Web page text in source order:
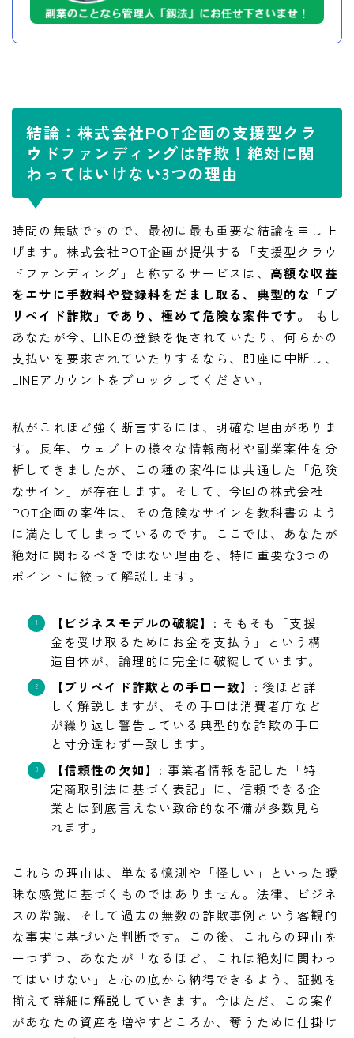
結論：株式会社POT企画の支援型クラ
ウドファンディングは詐欺！絶対に関
わってはいけない3つの理由
時間の無駄ですので、最初に最も重要な結論を申し上
げます。株式会社POT企画が提供する「支援型クラウ
ドファンディング」と称するサービスは、 高額な収益
をエサに手数料や登録料をだまし取る、典型的な「プ
リペイド詐欺」であり、極めて危険な案件です。
もし
あなたが今、LINEの登録を促されていたり、何らかの
支払いを要求されていたりするなら、即座に中断し、
LINEアカウントをブロックしてください。
私がこれほど強く断言するには、明確な理由がありま
す。長年、ウェブ上の様々な情報商材や副業案件を分
析してきましたが、この種の案件には共通した「危険
なサイン」が存在します。そして、今回の株式会社
POT企画の案件は、その危険なサインを教科書のよう
に満たしてしまっているのです。ここでは、あなたが
絶対に関わるべきではない理由を、特に重要な3つの
ポイントに絞って解説します。
【ビジネスモデルの破綻】 : そもそも「支援
金を受け取るためにお金を支払う」という構
造自体が、論理的に完全に破綻しています。
【プリペイド詐欺との手口一致】 : 後ほど詳
しく解説しますが、その手口は消費者庁など
が繰り返し警告している典型的な詐欺の手口
と寸分違わず一致します。
【信頼性の欠如】 : 事業者情報を記した「特
定商取引法に基づく表記」に、信頼できる企
業とは到底言えない致命的な不備が多数見ら
れます。
これらの理由は、単なる憶測や「怪しい」といった曖
昧な感覚に基づくものではありません。法律、ビジネ
スの常識、そして過去の無数の詐欺事例という客観的
な事実に基づいた判断です。この後、これらの理由を
一つずつ、あなたが「なるほど、これは絶対に関わっ
てはいけない」と心の底から納得できるよう、証拠を
揃えて詳細に解説していきます。今はただ、この案件
があなたの資産を増やすどころか、奪うために仕掛け